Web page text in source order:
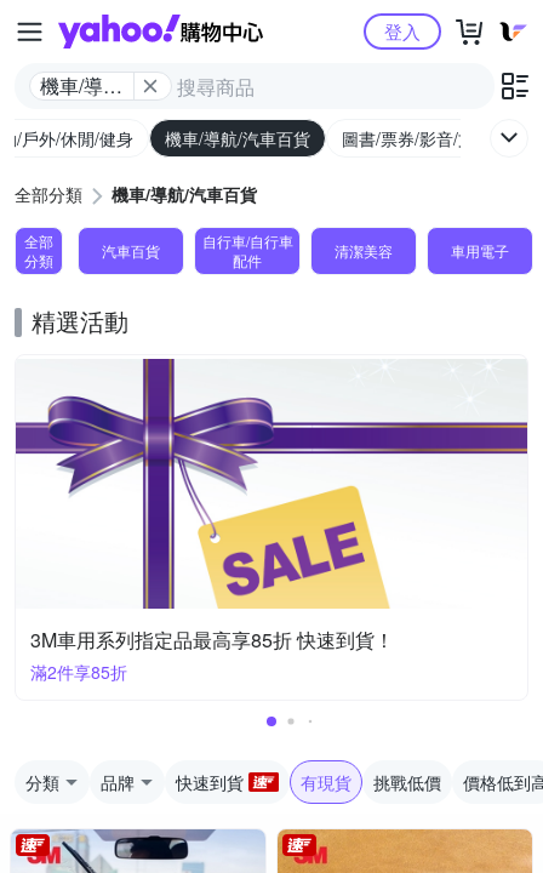
Yahoo購物中心
機車/導航/
登入
/戶外/休閒/健身 機車/導航/汽車百貨 圖書/票券/影音/文具
全部分類 機車/導航/汽車百貨
全部
分類
汽車百貨
自行車/自行車
配件
清潔美容 車用電子
精選活動
3M車用系列指定品最高享85折 快速到貨！
滿2件享85折
分類 品牌 快速到貨 有現貨 挑戰低價 價格低到